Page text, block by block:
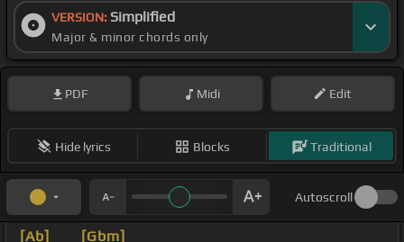
の意味[Ebm]を恨みあって叩きあって妬
乏[Ebm]しあって探しあって慰めあって悔や[Bbm]み
あって分[Ab]かりあったこんな歌も音も[Am]肯定も
否定も避けた憎み恋も死よ
吸い尽くす[B] [Db]
僕ら[Ebm]の[B]願い[Gb] [Ebm]救う[Cm] [B] [Bbm]
おきり
[Ebm]が落ちて[Db]いく [Ebm] [B] [Bbm]
[Ebm] [B] [Db] [Ebm] [B]
VERSION: Simplified
Major & minor chords only
PDF Midi Edit
Hide lyrics Blocks Traditional
Autoscroll
[Ab] [Gbm]